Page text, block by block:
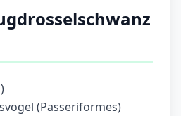
(Passeriformes)